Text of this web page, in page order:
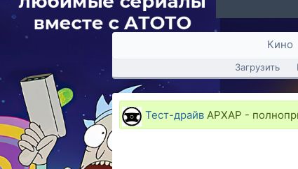
Кино
Загрузить
Тест-драйв АРХАР -